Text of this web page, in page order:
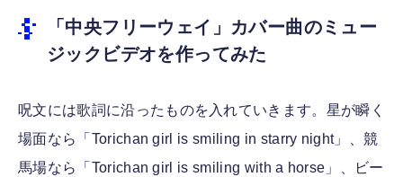
「中央フリーウェイ」カバー曲のミュー
ジックビデオを作ってみた
呪文には歌詞に沿ったものを入れていきます。星が瞬く
場面なら「Torichan girl is smiling in starry night」、競
馬場なら「Torichan girl is smiling with a horse」、ビー